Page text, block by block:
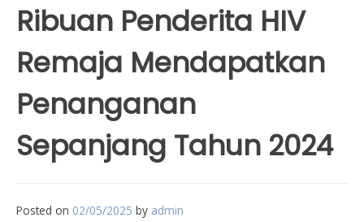
Ribuan Penderita HIV
Remaja Mendapatkan
Penanganan
Sepanjang Tahun 2024
Posted on 02/05/2025 by admin